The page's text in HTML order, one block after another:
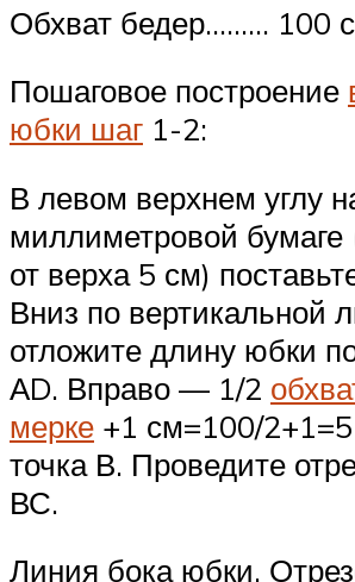
Обхват бедер……… 100
Пошаговое построение
юбки шаг 1-2:
В левом верхнем углу
миллиметровой бумаге
от верха 5 см)
Вниз по вертикальной
отложите длину юбки
АD. Вправо — 1/2
мерке +1 см=100/
точка В. Проведите
ВС.
Линия бока юбки.